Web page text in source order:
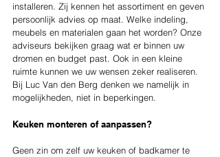
installeren. Zij kennen het assortiment en geven
persoonlijk advies op maat. Welke indeling,
meubels en materialen gaan het worden? Onze
adviseurs bekijken graag wat er binnen uw
dromen en budget past. Ook in een kleine
ruimte kunnen we uw wensen zeker realiseren.
Bij Luc Van den Berg denken we namelijk in
mogelijkheden, niet in beperkingen.
Keuken monteren of aanpassen?
Geen zin om zelf uw keuken of badkamer te